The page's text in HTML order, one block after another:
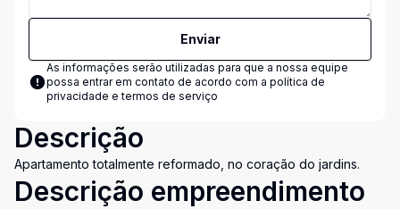
Enviar
As informações serão utilizadas para que a nossa equipe
possa entrar em contato de acordo com a política de
privacidade e termos de serviço
Descrição
Apartamento totalmente reformado, no coração do jardins.
Descrição empreendimento